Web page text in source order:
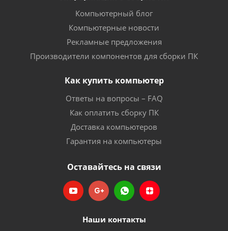
Компьютерный блог
Компьютерные новости
Рекламные предложения
Производители компонентов для сборки ПК
Как купить компьютер
Ответы на вопросы – FAQ
Как оплатить сборку ПК
Доставка компьютеров
Гарантия на компьютеры
Оставайтесь на связи
Наши контакты